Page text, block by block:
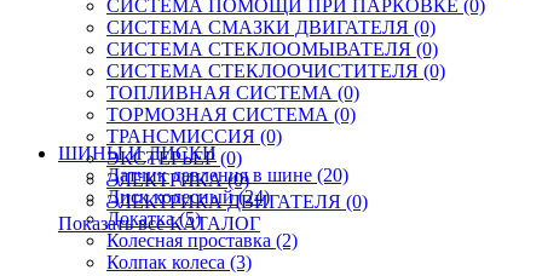
СИСТЕМА ПОМОЩИ ПРИ ПАРКОВКЕ (0)
СИСТЕМА СМАЗКИ ДВИГАТЕЛЯ (0)
СИСТЕМА СТЕКЛООМЫВАТЕЛЯ (0)
СИСТЕМА СТЕКЛООЧИСТИТЕЛЯ (0)
ТОПЛИВНАЯ СИСТЕМА (0)
ТОРМОЗНАЯ СИСТЕМА (0)
ТРАНСМИССИЯ (0)
ЭКСТЕРЬЕР (0)
ЭЛЕКТРИКА (0)
ЭЛЕКТРИКА ДВИГАТЕЛЯ (0)
Показать все КАТАЛОГ
ШИНЫ И ДИСКИ
Датчик давления в шине (20)
Диск колесный (24)
Докатка (5)
Колесная проставка (2)
Колпак колеса (3)